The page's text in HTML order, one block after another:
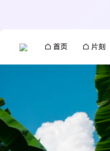
首页 片刻